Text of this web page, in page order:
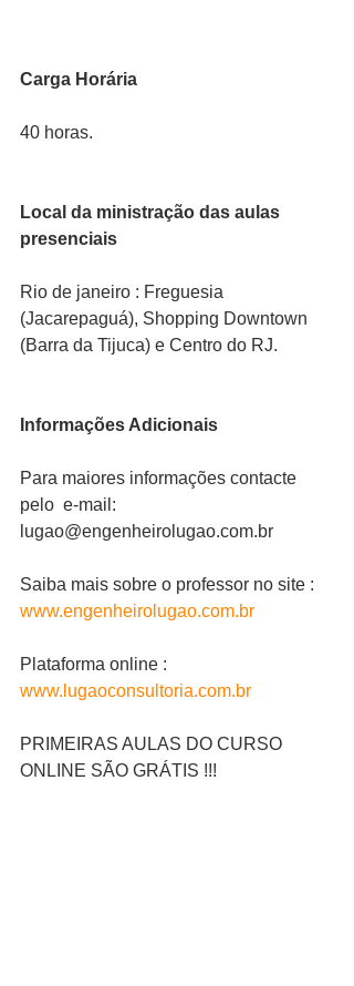
Carga Horária
40 horas.
Local da ministração das aulas
presenciais
Rio de janeiro : Freguesia
(Jacarepaguá), Shopping Downtown
(Barra da Tijuca) e Centro do RJ.
Informações Adicionais
Para maiores informações contacte
pelo  e-mail:
lugao@engenheirolugao.com.br
Saiba mais sobre o professor no site :
www.engenheirolugao.com.br
Plataforma online :
www.lugaoconsultoria.com.br
PRIMEIRAS AULAS DO CURSO
ONLINE SÃO GRÁTIS !!!